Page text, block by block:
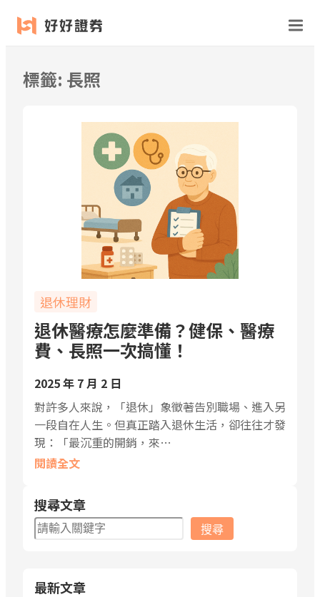
跳
至
標籤: 長照
退休理財
退休醫療怎麼準備？健保、醫療
費、長照一次搞懂！
2025 年 7 月 2 日
對許多人來說，「退休」象徵著告別職場、進入另
一段自在人生。但真正踏入退休生活，卻往往才發
現：「最沉重的開銷，來…
閱讀全文
搜尋文章
搜
尋
搜尋
最新文章